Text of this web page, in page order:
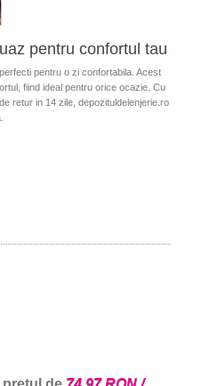
pentru confortul tau
pentru o zi confortabila. Acest
fiind ideal pentru orice ocazie. Cu
retur in 14 zile, depozituldelenjerie.ro